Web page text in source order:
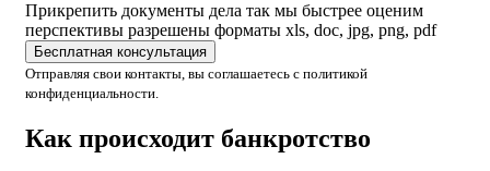
Прикрепить документы дела так мы быстрее оценим
перспективы разрешены форматы xls, doc, jpg, png, pdf
Бесплатная консультация
Отправляя свои контакты, вы соглашаетесь с политикой
конфиденциальности.
Как происходит банкротство